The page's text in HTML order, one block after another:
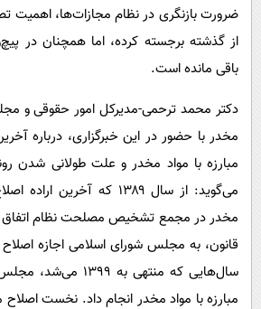
فرهنگی
اجتماعی
حیات وحش
سیاست خارجی
ضرورت بازنگری در نظام مجازات‌ها، اهمیت
از گذشته برجسته کرده،‌ اما همچنان در
باقی مانده است.
دکتر محمد ترحمی-مدیرکل امور حقوقی و
مخدر با حضور در این خبرگزاری، درباره
مبارزه با مواد مخدر و علت طولانی شدن
می‌گوید: از سال ۱۳۸۹ که آخرین
قانون، به مجلس شورای اسلامی اجازه
سال‌هایی که منتهی به